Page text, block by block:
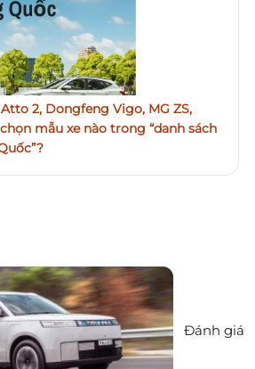
2, Dongfeng Vigo, MG ZS,
mẫu xe nào trong “danh sách
Đánh giá